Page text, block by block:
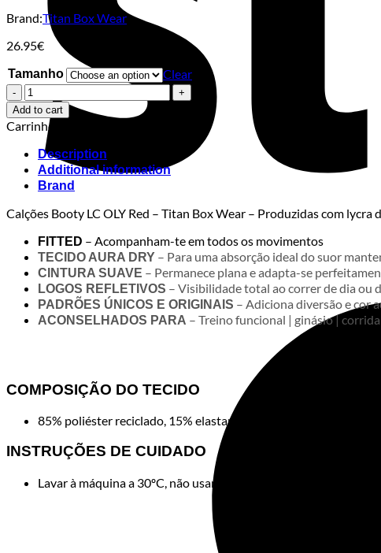
Brand:Titan Box Wear
26.95€
Tamanho
Clear
Calções
Booty
LC
Lucky
Star
Blood
Titan
Box
Wear
quantity
Add to cart
Carrinho
Description
Additional information
Brand
Calções Booty LC OLY Red – Titan Box Wear – Produzidas com
FITTED – Acompanham-te em todos os movimentos
TECIDO AURA DRY – Para uma absorção ideal do suor
CINTURA SUAVE – Permanece plana e adapta-se
LOGOS REFLETIVOS – Visibilidade total ao correr de dia ou
PADRÕES ÚNICOS E ORIGINAIS – Adiciona diversão e cor
ACONSELHADOS PARA – Treino funcional | ginásio |
Calções
COMPOSIÇÃO DO TECIDO
85% poliéster reciclado, 15% elastano
INSTRUÇÕES DE CUIDADO
Lavar à máquina a 30ºC, não usar lixívia ou cloro, não passar a